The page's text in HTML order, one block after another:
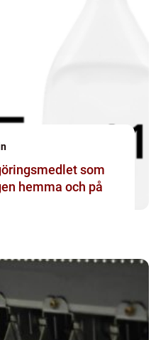
hemma och på